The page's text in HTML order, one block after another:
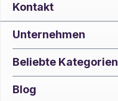
Kontakt
Unternehmen
Beliebte Kategorien
Blog